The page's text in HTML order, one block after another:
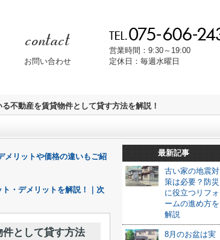
お問い合わせ
営業時間：9:30～19:00
定休日：毎週水曜日
不動産を賃貸物件として貸す方法を解説！
リットや価格の違いもご紹
・デメリットを解説！｜次
として貸す方法
最新記事
古い家の地震対
策は必要？防災
に役立つリフォ
ームの進め方を
解説
8月のお盆は実